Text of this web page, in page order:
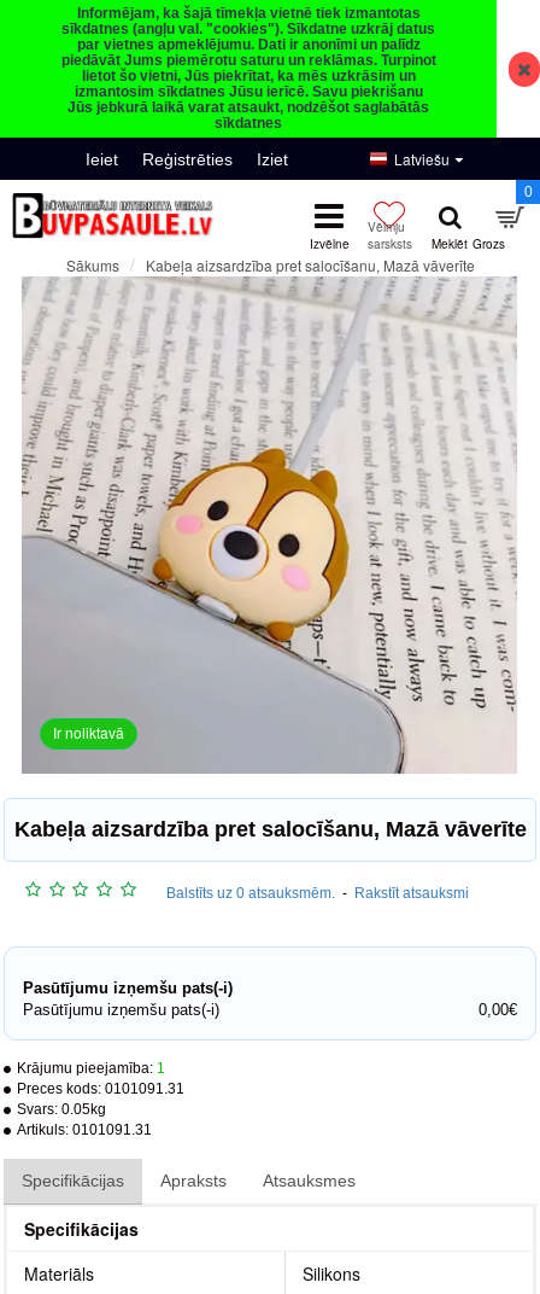
Informējam, ka šajā tīmekļa vietnē tiek izmantotas
sīkdatnes (angļu val. "cookies"). Sīkdatne uzkrāj datus
par vietnes apmeklējumu. Dati ir anonīmi un palīdz
piedāvāt Jums piemērotu saturu un reklāmas. Turpinot
lietot šo vietni, Jūs piekrītat, ka mēs uzkrāsim un
izmantosim sīkdatnes Jūsu ierīcē. Savu piekrišanu
Jūs jebkurā laikā varat atsaukt, nodzēšot saglabātās
sīkdatnes
Ieiet Reģistrēties Iziet Latviešu
0
Sākums Kabeļa aizsardzība pret salocīšanu, Mazā vāverīte
Ir noliktavā
Kabeļa aizsardzība pret salocīšanu, Mazā vāverīte
Krājumu pieejamība: 1
Preces kods: 0101091.31
Svars: 0.05kg
Artikuls: 0101091.31
Balstīts uz 0 atsauksmēm. - Rakstīt atsauksmi
Pasūtījumu izņemšu pats(-i)
Pasūtījumu izņemšu pats(-i)
0,00€
Specifikācijas Apraksts Atsauksmes
Specifikācijas
Materiāls
Silikons